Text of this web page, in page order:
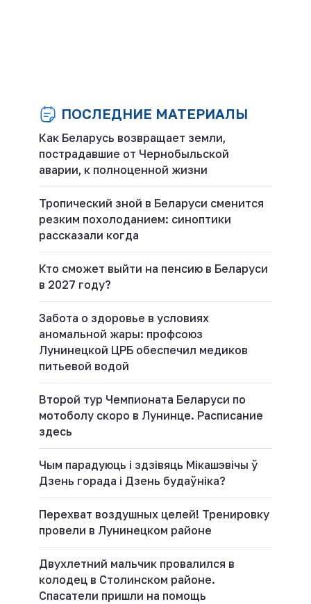
ПОСЛЕДНИЕ МАТЕРИАЛЫ
Как Беларусь возвращает земли,
пострадавшие от Чернобыльской
аварии, к полноценной жизни
Тропический зной в Беларуси сменится
резким похолоданием: синоптики
рассказали когда
Кто сможет выйти на пенсию в Беларуси
в 2027 году?
Забота о здоровье в условиях
аномальной жары: профсоюз
Лунинецкой ЦРБ обеспечил медиков
питьевой водой
Второй тур Чемпионата Беларуси по
мотоболу скоро в Лунинце. Расписание
здесь
Чым парадуюць і здзівяць Мікашэвічы ў
Дзень горада і Дзень будаўніка?
Перехват воздушных целей! Тренировку
провели в Лунинецком районе
Двухлетний мальчик провалился в
колодец в Столинском районе.
Спасатели пришли на помощь